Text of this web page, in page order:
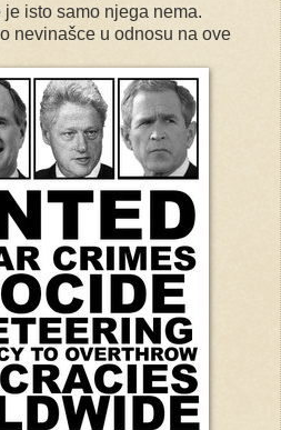
isto samo njega nema.
nevinašce u odnosu na ove